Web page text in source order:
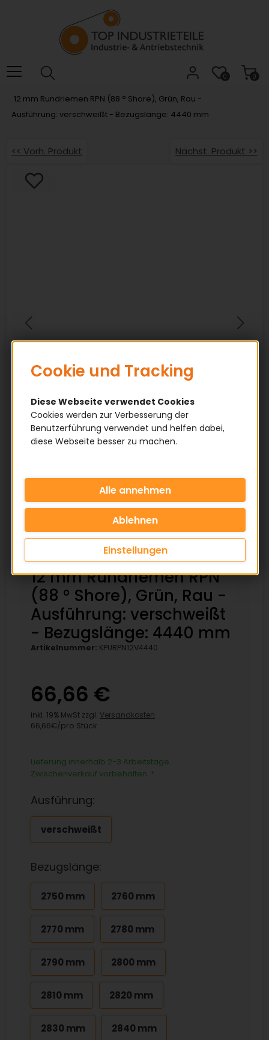
das
Barrierefreiheitsmenü
0
0
12 mm Rundriemen RPN (88 ° Shore), Grün, Rau -
Ausführung: verschweißt - Bezugslänge: 4440 mm
<< Vorh. Produkt Nächst. Produkt >>
12 mm Rundriemen RPN
(88 ° Shore), Grün, Rau -
Ausführung: verschweißt
- Bezugslänge: 4440 mm
Artikelnummer: KPURPN12V4440
66,66 €
inkl. 19% MwSt zzgl. Versandkosten
66,66€/pro Stück
Lieferung innerhalb 2-3 Arbeitstage.
Zwischenverkauf vorbehalten. *
Ausführung:
verschweißt
Bezugslänge:
2750 mm 2760 mm
2770 mm 2780 mm
2790 mm 2800 mm
2810 mm 2820 mm
2830 mm 2840 mm
Cookie und Tracking
Diese Webseite verwendet Cookies
Cookies werden zur Verbesserung der
Benutzerführung verwendet und helfen dabei,
diese Webseite besser zu machen.
Einstellungen